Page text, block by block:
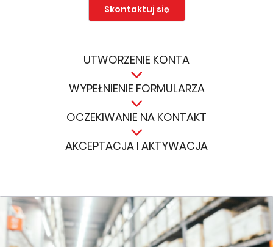
Skontaktuj się
UTWORZENIE KONTA
WYPEŁNIENIE FORMULARZA
OCZEKIWANIE NA KONTAKT
AKCEPTACJA I AKTYWACJA